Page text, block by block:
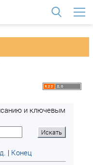
и ключевым
| Конец